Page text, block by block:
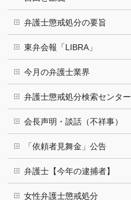
弁護士懲戒処分の要旨
東弁会報「LIBRA」
今月の弁護士業界
弁護士懲戒処分検索センター
会長声明・談話（不祥事）
「依頼者見舞金」公告
弁護士【今年の逮捕者】
女性弁護士懲戒処分